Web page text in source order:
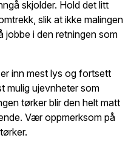
skjolder. Hold det litt
slik at ikke malingen
jobbe i den retningen som
inn mest lys og fortsett
mulig ujevnheter som
tørker blir den helt matt
Vær oppmerksom på